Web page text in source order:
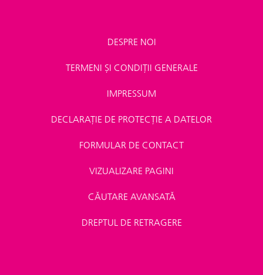
DESPRE NOI
TERMENI ȘI CONDIȚII GENERALE
IMPRESSUM
DECLARAȚIE DE PROTECȚIE A DATELOR
FORMULAR DE CONTACT
VIZUALIZARE PAGINI
CĂUTARE AVANSATĂ
DREPTUL DE RETRAGERE